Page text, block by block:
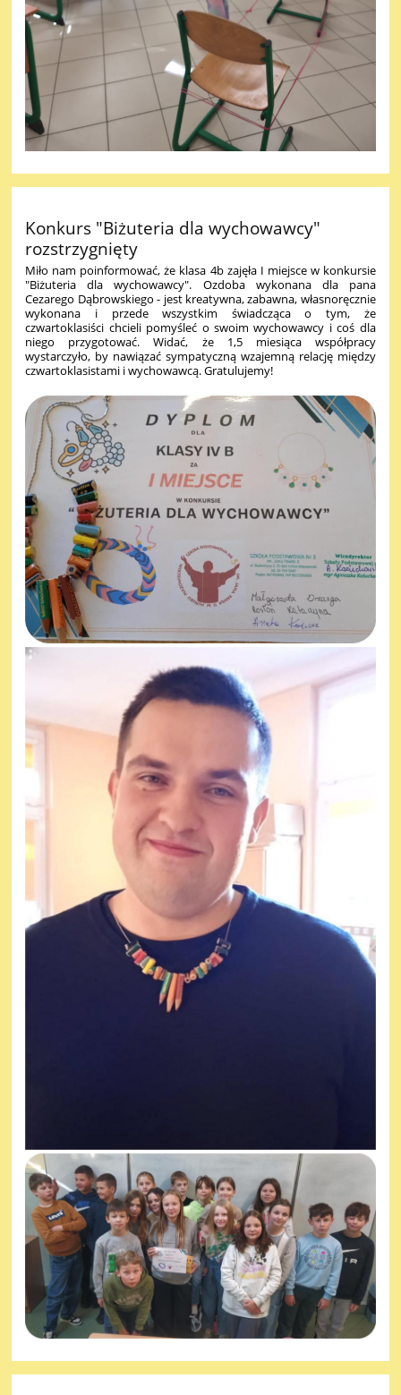
Konkurs "Biżuteria dla wychowawcy"
rozstrzygnięty
Miło nam poinformować, że klasa 4b zajęła I miejsce w konkursie
"Biżuteria dla wychowawcy". Ozdoba wykonana dla pana
Cezarego Dąbrowskiego - jest kreatywna, zabawna, własnoręcznie
wykonana i przede wszystkim świadcząca o tym, że
czwartoklasiści chcieli pomyśleć o swoim wychowawcy i coś dla
niego przygotować. Widać, że 1,5 miesiąca współpracy
wystarczyło, by nawiązać sympatyczną wzajemną relację między
czwartoklasistami i wychowawcą. Gratulujemy!